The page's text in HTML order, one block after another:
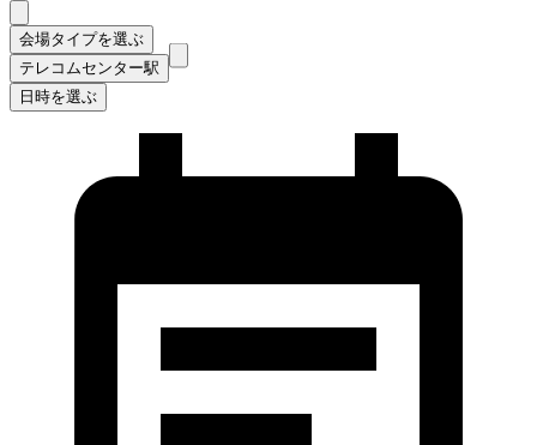
会場タイプを選ぶ
テレコムセンター駅
日時を選ぶ